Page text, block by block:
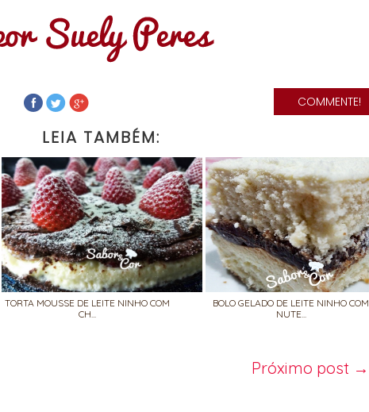
COMMENTE!
LEIA TAMBÉM:
TORTA MOUSSE DE LEITE NINHO COM
CH...
BOLO GELADO DE LEITE NINHO COM
NUTE...
Próximo post →